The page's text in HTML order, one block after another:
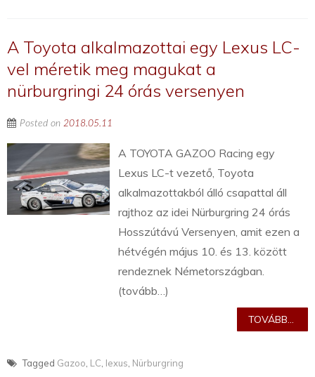
A Toyota alkalmazottai egy Lexus LC-
vel méretik meg magukat a
nürburgringi 24 órás versenyen
Posted on 2018.05.11
A TOYOTA GAZOO Racing egy
Lexus LC-t vezető, Toyota
alkalmazottakból álló csapattal áll
rajthoz az idei Nürburgring 24 órás
Hosszútávú Versenyen, amit ezen a
hétvégén május 10. és 13. között
rendeznek Németországban.
(tovább…)
TOVÁBB...
Tagged Gazoo LC lexus Nürburgring